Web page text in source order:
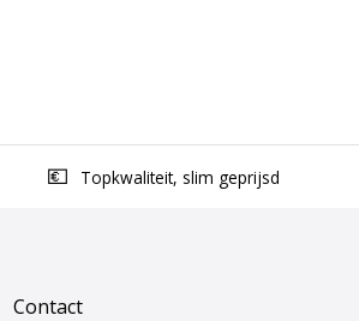
Topkwaliteit, slim geprijsd
Contact